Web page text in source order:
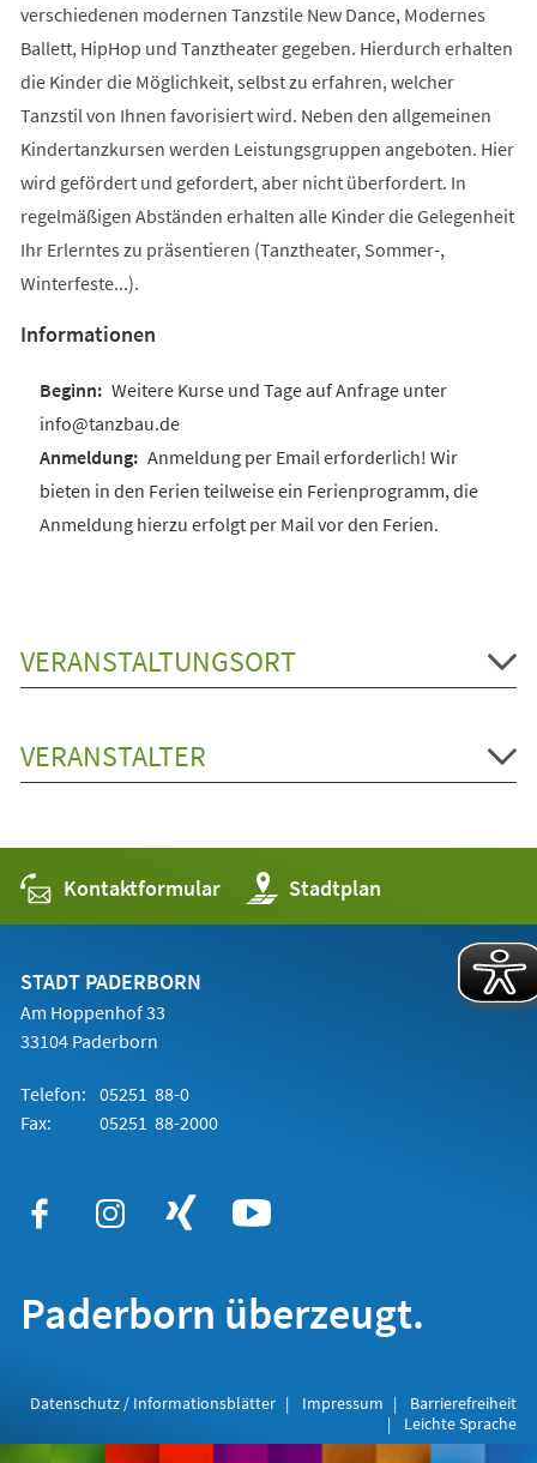
verschiedenen modernen Tanzstile New Dance, Modernes
Ballett, HipHop und Tanztheater gegeben. Hierdurch erhalten
die Kinder die Möglichkeit, selbst zu erfahren, welcher
Tanzstil von Ihnen favorisiert wird. Neben den allgemeinen
Kindertanzkursen werden Leistungsgruppen angeboten. Hier
wird gefördert und gefordert, aber nicht überfordert. In
regelmäßigen Abständen erhalten alle Kinder die Gelegenheit
Ihr Erlerntes zu präsentieren (Tanztheater, Sommer-,
Winterfeste...).
Informationen
Weitere Kurse und Tage auf Anfrage unter
info@tanzbau.de
Anmeldung per Email erforderlich! Wir
bieten in den Ferien teilweise ein Ferienprogramm, die
Anmeldung hierzu erfolgt per Mail vor den Ferien.
VERANSTALTUNGSORT
VERANSTALTER
Kontaktformular Stadtplan
(Öffnet
in
einem
STADT PADERBORN
Am Hoppenhof 33
33104 Paderborn
Telefon: 05251 88-0
Fax:
05251 88-2000
Paderborn überzeugt.
Datenschutz / Informationsblätter Impressum
Barrierefreiheit
Leichte Sprache